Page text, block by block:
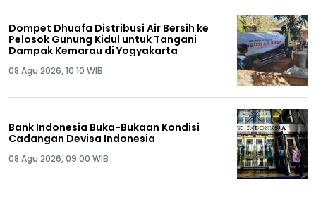
Dompet Dhuafa Distribusi Air Bersih ke
Pelosok Gunung Kidul untuk Tangani
Dampak Kemarau di Yogyakarta
08 Agu 2026, 10:10 WIB
Bank Indonesia Buka-Bukaan Kondisi
Cadangan Devisa Indonesia
08 Agu 2026, 09:00 WIB